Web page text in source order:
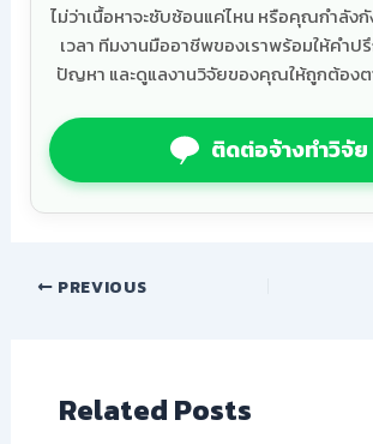
ไม่ว่าเนื้อหาจะซับซ้อนแค่ไหน หรือคุณกำลัง
เวลา ทีมงานมืออาชีพของเราพร้อมให้คำป
ปัญหา และดูแลงานวิจัยของคุณให้ถูกต้องต
ติดต่อจ้างทำวิจัย
PREVIOUS
Related Posts